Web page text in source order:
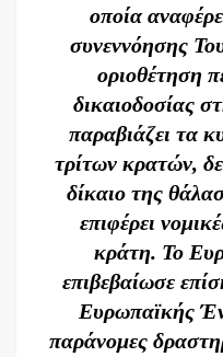
οποία
συνεννόησης
οριοθέτηση
δικαιοδοσίας
παραβιάζει τα
τρίτων κρατών,
δίκαιο της
επιφέρει
κράτη. Το
επιβεβαίωσε
Ευρωπαϊκής
παράνομες